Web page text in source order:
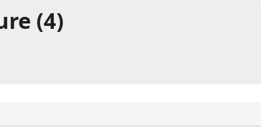
(4)